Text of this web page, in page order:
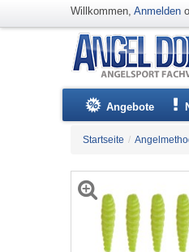
Willkommen, Anmelden
Angebote
Startseite /